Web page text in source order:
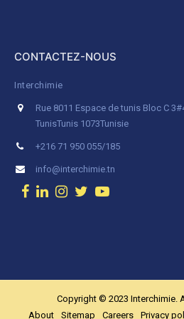
CONTACTEZ-NOUS
Interchimie
Rue 8011 Espace de tunis Bloc C
TunisTunis 1073Tunisie
+216 71 950 055/185
info@interchimie.tn
Copyright © 2023 Interchimie.
About
Sitemap Careers Privacy